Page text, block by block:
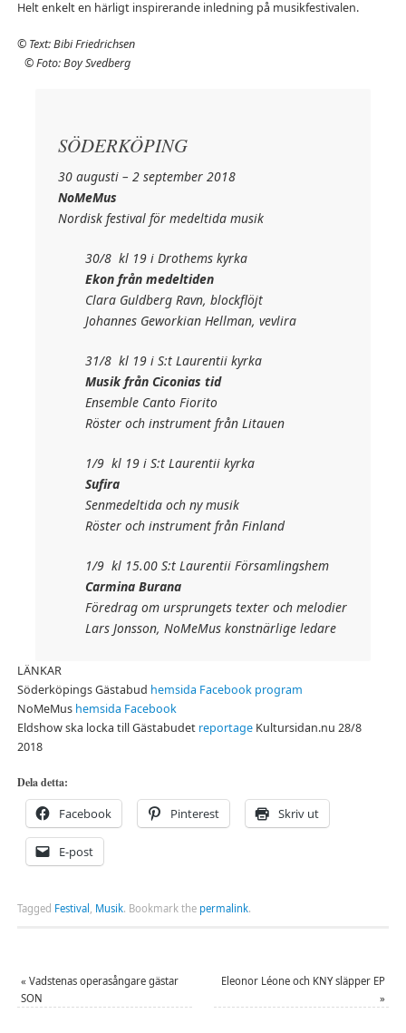
Helt enkelt en härligt inspirerande inledning på musikfestivalen.
© Text: Bibi Friedrichsen
© Foto: Boy Svedberg
SÖDERKÖPING
30 augusti – 2 september 2018
NoMeMus
Nordisk festival för medeltida musik
30/8 kl 19 i Drothems kyrka
Ekon från medeltiden
Clara Guldberg Ravn, blockflöjt
Johannes Geworkian Hellman, vevlira
31/8 kl 19 i S:t Laurentii kyrka
Musik från Ciconias tid
Ensemble Canto Fiorito
Röster och instrument från Litauen
1/9 kl 19 i S:t Laurentii kyrka
Sufira
Senmedeltida och ny musik
Röster och instrument från Finland
1/9 kl 15.00 S:t Laurentii Församlingshem
Carmina Burana
Föredrag om ursprungets texter och melodier
Lars Jonsson, NoMeMus konstnärlige ledare
LÄNKAR
Söderköpings Gästabud hemsida Facebook program
NoMeMus hemsida Facebook
Eldshow ska locka till Gästabudet reportageKultursidan.nu 28/8
2018
Dela detta:
Facebook Pinterest Skriv ut
E-post
Tagged Festival Musik. Bookmark the permalink.
« Vadstenas operasångare gästar
SON
Eleonor Léone och KNY släpper EP
»